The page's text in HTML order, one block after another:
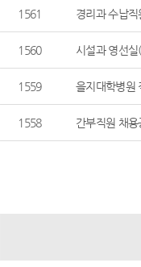
1561 경리과 수납직
1560 시설과 영선
1559 을지대학병원
1558 간부직원 채용